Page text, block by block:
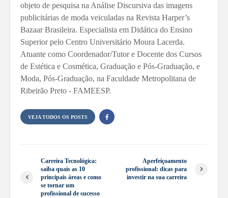
objeto de pesquisa na Análise Discursiva das imagens
publicitárias de moda veiculadas na Revista Harper’s
Bazaar Brasileira. Especialista em Didática do Ensino
Superior pelo Centro Universitário Moura Lacerda.
Atuante como Coordenador/Tutor e Docente dos Cursos
de Estética e Cosmética, Graduação e Pós-Graduação, e
Moda, Pós-Graduação, na Faculdade Metropolitana de
Ribeirão Preto - FAMEESP.
VEJA TODOS OS POSTS
Carreira Tecnológica:
saiba quais as 10
principais áreas e como
se tornar um
profissional de sucesso
Aperfeiçoamento
profissional: dicas para
investir na sua carreira